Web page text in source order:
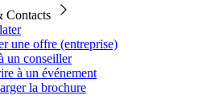
Contacts
une offre (entreprise)
un conseiller
à un événement
la brochure